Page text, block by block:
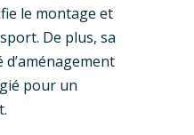
le montage et
De plus, sa
pour un